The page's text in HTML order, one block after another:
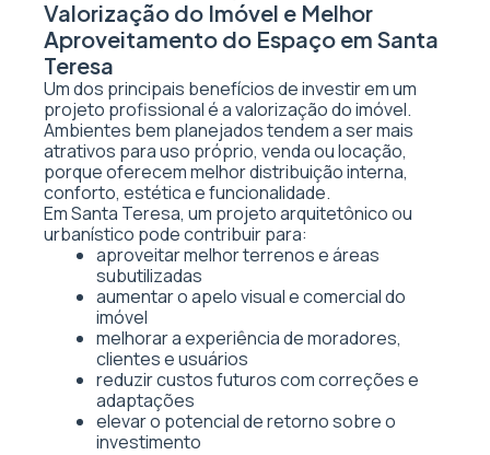
Valorização do Imóvel e Melhor
Aproveitamento do Espaço em Santa
Teresa
Um dos principais benefícios de investir em um
projeto profissional é a valorização do imóvel.
Ambientes bem planejados tendem a ser mais
atrativos para uso próprio, venda ou locação,
porque oferecem melhor distribuição interna,
conforto, estética e funcionalidade.
Em Santa Teresa, um projeto arquitetônico ou
urbanístico pode contribuir para:
aproveitar melhor terrenos e áreas
subutilizadas
aumentar o apelo visual e comercial do
imóvel
melhorar a experiência de moradores,
clientes e usuários
reduzir custos futuros com correções e
adaptações
elevar o potencial de retorno sobre o
investimento